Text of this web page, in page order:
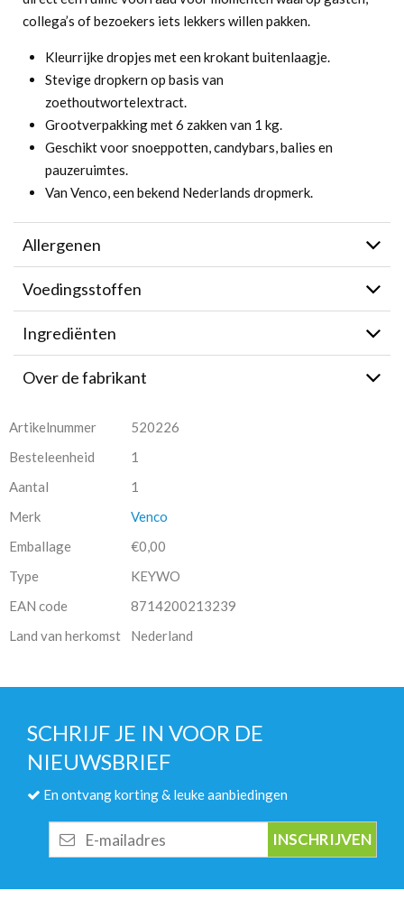
collega’s of bezoekers iets lekkers willen pakken.
Kleurrijke dropjes met een krokant buitenlaagje.
Stevige dropkern op basis van
zoethoutwortelextract.
Grootverpakking met 6 zakken van 1 kg.
Geschikt voor snoeppotten, candybars, balies en
pauzeruimtes.
Van Venco, een bekend Nederlands dropmerk.
Allergenen
Voedingsstoffen
Ingrediënten
Over de fabrikant
Artikelnummer
520226
Besteleenheid
1
Aantal
1
Merk
Venco
Emballage
€0,00
Type
KEYWO
EAN code
8714200213239
Land van herkomst
Nederland
SCHRIJF JE IN VOOR DE
NIEUWSBRIEF
En ontvang korting & leuke aanbiedingen
mailadres